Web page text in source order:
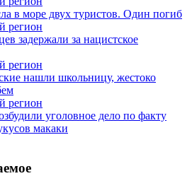
в море двух туристов. Один погиб
задержали за нацистское
нашли школьницу, жестоко
уголовное дело по факту
макаки